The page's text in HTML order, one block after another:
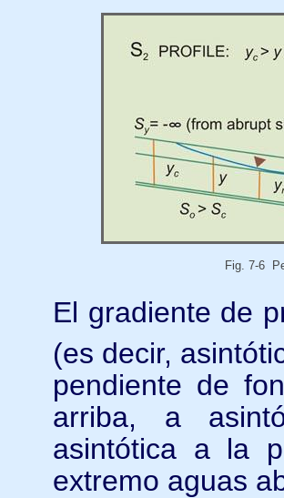
Fig. 7-6
El gradiente de
(es decir,
pendiente de
arriba, a
asintótica a la
extremo aguas